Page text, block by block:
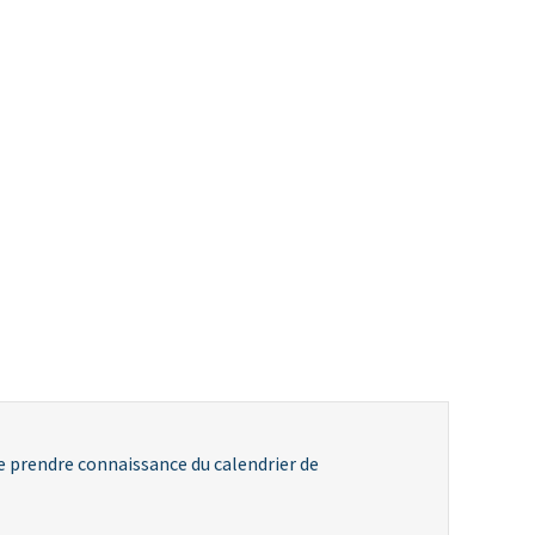
prendre connaissance du calendrier de